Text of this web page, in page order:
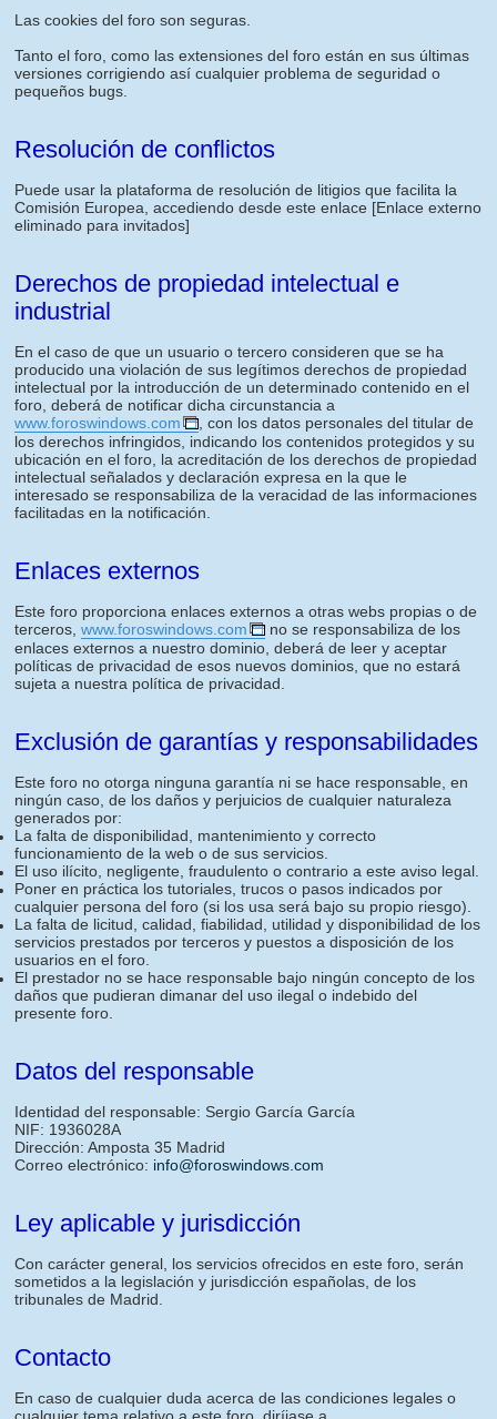
Las cookies del foro son seguras.
Tanto el foro, como las extensiones del foro están en sus últimas
versiones corrigiendo así cualquier problema de seguridad o
pequeños bugs.
Resolución de conflictos
Puede usar la plataforma de resolución de litigios que facilita la
Comisión Europea, accediendo desde este enlace [Enlace externo
eliminado para invitados]
Derechos de propiedad intelectual e
industrial
En el caso de que un usuario o tercero consideren que se ha
producido una violación de sus legítimos derechos de propiedad
intelectual por la introducción de un determinado contenido en el
foro, deberá de notificar dicha circunstancia a
www.foroswindows.com
, con los datos personales del titular de
los derechos infringidos, indicando los contenidos protegidos y su
ubicación en el foro, la acreditación de los derechos de propiedad
intelectual señalados y declaración expresa en la que le
interesado se responsabiliza de la veracidad de las informaciones
facilitadas en la notificación.
Enlaces externos
Este foro proporciona enlaces externos a otras webs propias o de
terceros, www.foroswindows.com
no se responsabiliza de los
enlaces externos a nuestro dominio, deberá de leer y aceptar
políticas de privacidad de esos nuevos dominios, que no estará
sujeta a nuestra política de privacidad.
Exclusión de garantías y responsabilidades
Este foro no otorga ninguna garantía ni se hace responsable, en
ningún caso, de los daños y perjuicios de cualquier naturaleza
generados por:
La falta de disponibilidad, mantenimiento y correcto
funcionamiento de la web o de sus servicios.
El uso ilícito, negligente, fraudulento o contrario a este aviso legal.
Poner en práctica los tutoriales, trucos o pasos indicados por
cualquier persona del foro (si los usa será bajo su propio riesgo).
La falta de licitud, calidad, fiabilidad, utilidad y disponibilidad de los
servicios prestados por terceros y puestos a disposición de los
usuarios en el foro.
El prestador no se hace responsable bajo ningún concepto de los
daños que pudieran dimanar del uso ilegal o indebido del
presente foro.
Datos del responsable
Identidad del responsable: Sergio García García
NIF: 1936028A
Dirección: Amposta 35 Madrid
Correo electrónico: info@foroswindows.com
Ley aplicable y jurisdicción
Con carácter general, los servicios ofrecidos en este foro, serán
sometidos a la legislación y jurisdicción españolas, de los
tribunales de Madrid.
Contacto
En caso de cualquier duda acerca de las condiciones legales o